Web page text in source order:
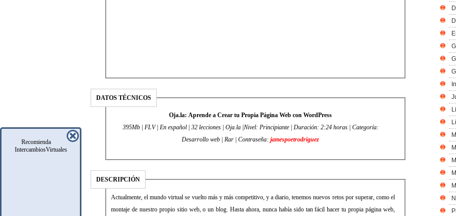
Recomienda
IntercambiosVirtuales
DATOS TÉCNICOS
Oja.la: Aprende a Crear tu Propia Página Web con WordPress
395Mb | FLV | En español | 32 lecciones | Oja.la |Nivel: Principiante | Duración: 2:24 horas | Categoría:
Desarrollo web | Rar | Contraseña: jamespoetrodriguez
DESCRIPCIÓN
Actualmente, el mundo virtual se vuelto más y más competitivo, y a diario, tenemos nuevos retos por superar, como el
montaje de nuestro propio sitio web, o un blog. Hasta ahora, nunca había sido tan fácil hacer tu propia página web,